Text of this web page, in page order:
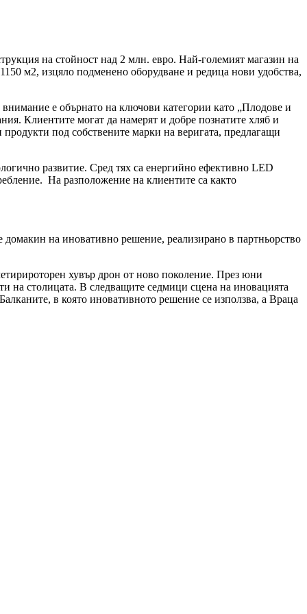
на стойност над 2 млн. евро. Най-големият магазин на
м2, изцяло подменено оборудване и редица нови удобства,
е обърнато на ключови категории като „Плодове и
Клиентите могат да намерят и добре познатите хляб и
под собствените марки на веригата, предлагащи
развитие. Сред тях са енергийно ефективно LED
На разположение на клиентите са както
на иновативно решение, реализирано в партньорство
хувър дрон от ново поколение. През юни
на столицата. В следващите седмици сцена на иновацията
в която иновативното решение се използва, а Враца